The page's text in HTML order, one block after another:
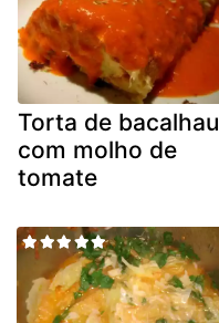
Torta de bacalhau
com molho de
tomate